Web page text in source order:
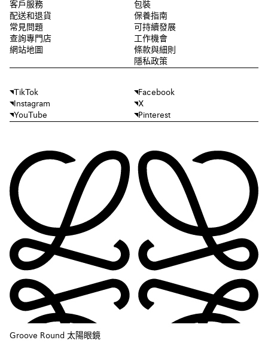
Groove Round 太陽眼鏡
客戶服務
配送和退貨
常見問題
查詢專門店
網站地圖
包裝
保養指南
可持續發展
工作機會
條款與細則
隱私政策
TikTok
Facebook
Instagram
X
YouTube
Pinterest